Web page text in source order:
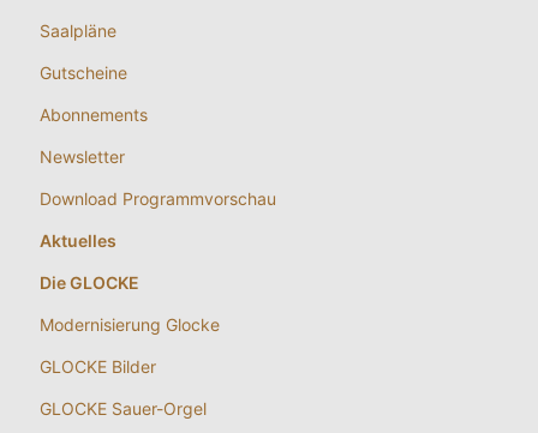
Saalpläne
Gutscheine
Abonnements
Newsletter
Download Programmvorschau
Aktuelles
Die GLOCKE
Modernisierung Glocke
GLOCKE Bilder
GLOCKE Sauer-Orgel